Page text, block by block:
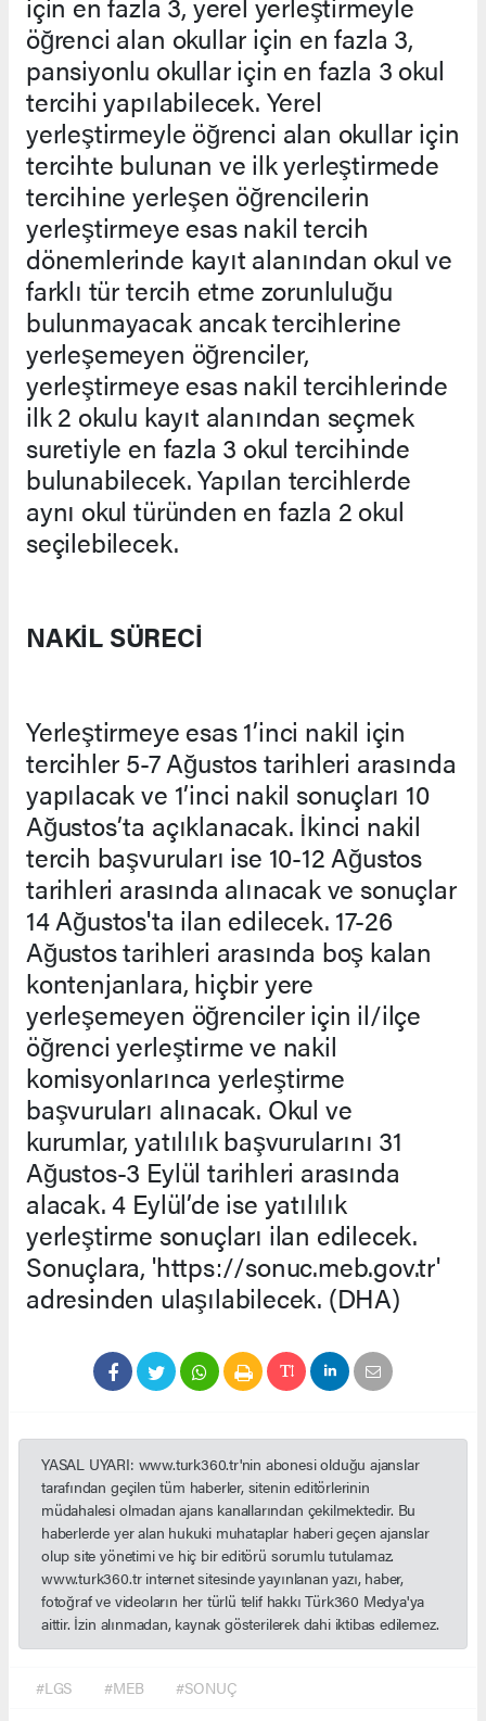
öğrenci alan okullar için en fazla 3,
pansiyonlu okullar için en fazla 3 okul
tercihi yapılabilecek. Yerel
yerleştirmeyle öğrenci alan okullar için
tercihte bulunan ve ilk yerleştirmede
tercihine yerleşen öğrencilerin
yerleştirmeye esas nakil tercih
dönemlerinde kayıt alanından okul ve
farklı tür tercih etme zorunluluğu
bulunmayacak ancak tercihlerine
yerleşemeyen öğrenciler,
yerleştirmeye esas nakil tercihlerinde
ilk 2 okulu kayıt alanından seçmek
suretiyle en fazla 3 okul tercihinde
bulunabilecek. Yapılan tercihlerde
aynı okul türünden en fazla 2 okul
seçilebilecek.
NAKİL SÜRECİ
Yerleştirmeye esas 1’inci nakil için
tercihler 5-7 Ağustos tarihleri arasında
yapılacak ve 1’inci nakil sonuçları 10
Ağustos’ta açıklanacak. İkinci nakil
tercih başvuruları ise 10-12 Ağustos
tarihleri arasında alınacak ve sonuçlar
14 Ağustos'ta ilan edilecek. 17-26
Ağustos tarihleri arasında boş kalan
kontenjanlara, hiçbir yere
yerleşemeyen öğrenciler için il/ilçe
öğrenci yerleştirme ve nakil
komisyonlarınca yerleştirme
başvuruları alınacak. Okul ve
kurumlar, yatılılık başvurularını 31
Ağustos-3 Eylül tarihleri arasında
alacak. 4 Eylül’de ise yatılılık
yerleştirme sonuçları ilan edilecek.
Sonuçlara, 'https://sonuc.meb.gov.tr'
adresinden ulaşılabilecek. (DHA)
YASAL UYARI: www.turk360.tr'nin abonesi olduğu ajanslar
tarafından geçilen tüm haberler, sitenin editörlerinin
müdahalesi olmadan ajans kanallarından çekilmektedir. Bu
haberlerde yer alan hukuki muhataplar haberi geçen ajanslar
olup site yönetimi ve hiç bir editörü sorumlu tutulamaz.
www.turk360.tr internet sitesinde yayınlanan yazı, haber,
fotoğraf ve videoların her türlü telif hakkı Türk360 Medya'ya
aittir. İzin alınmadan, kaynak gösterilerek dahi iktibas edilemez.
#LGS #MEB #SONUÇ